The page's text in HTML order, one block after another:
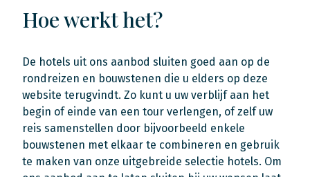
Hoe werkt het?
De hotels uit ons aanbod sluiten goed aan op de
rondreizen en bouwstenen die u elders op deze
website terugvindt. Zo kunt u uw verblijf aan het
begin of einde van een tour verlengen, of zelf uw
reis samenstellen door bijvoorbeeld enkele
bouwstenen met elkaar te combineren en gebruik
te maken van onze uitgebreide selectie hotels. Om